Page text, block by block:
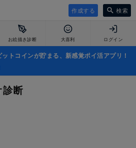
作成する 検索
お絵描き診断 大喜利 ログイン
トコインが貯まる、新感覚ポイ活アプリ！
診断